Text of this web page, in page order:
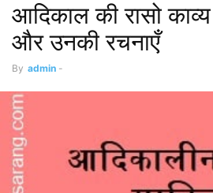
आदिकाल की रासो
और उनकी रचनाएँ
By admin -